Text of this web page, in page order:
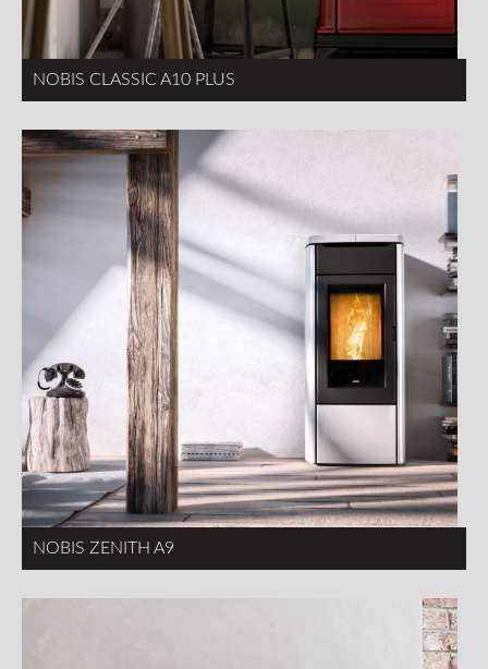
NOBIS CLASSIC A10 PLUS
NOBIS ZENITH A9